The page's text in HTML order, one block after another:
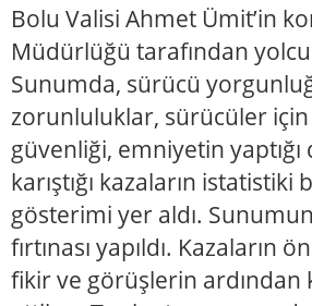
Bolu Valisi Ahmet Ümit’in
Müdürlüğü tarafından yolcu
Sunumda, sürücü
zorunluluklar, sürücüler için
güvenliği, emniyetin
karıştığı kazaların
gösterimi yer aldı.
fırtınası yapıldı.
fikir ve görüşlerin ardından